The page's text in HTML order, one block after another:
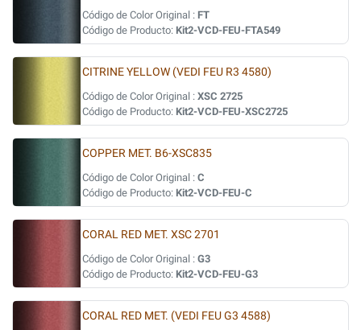
Código de Color Original : FT
Código de Producto: Kit2-VCD-FEU-FTA549
CITRINE YELLOW (VEDI FEU R3 4580)
Código de Color Original : XSC 2725
Código de Producto: Kit2-VCD-FEU-XSC2725
COPPER MET. B6-XSC835
Código de Color Original : C
Código de Producto: Kit2-VCD-FEU-C
CORAL RED MET. XSC 2701
Código de Color Original : G3
Código de Producto: Kit2-VCD-FEU-G3
CORAL RED MET. (VEDI FEU G3 4588)